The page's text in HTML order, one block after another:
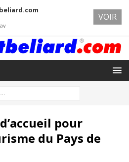
pour
du Pays de
VOIR